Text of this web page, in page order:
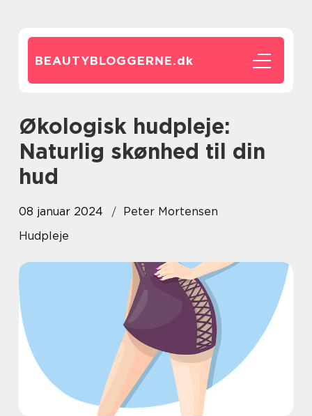
BEAUTYBLOGGERNE.dk
Økologisk hudpleje:
Naturlig skønhed til din
hud
08 januar 2024
Peter Mortensen
Hudpleje